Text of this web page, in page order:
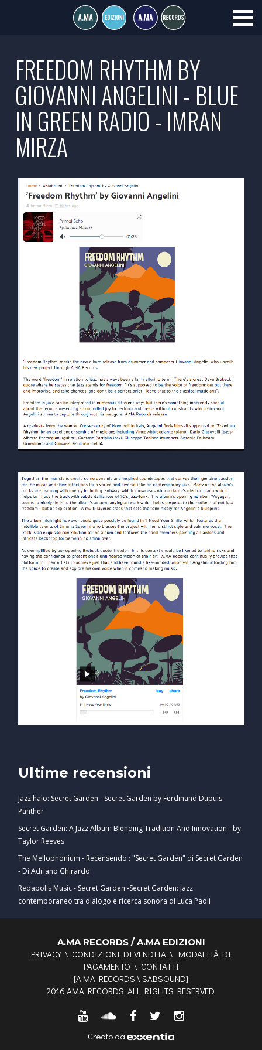
FREEDOM RHYTHM BY
GIOVANNI ANGELINI - BLUE
IN GREEN RADIO - IMRAN
MIRZA
Ultime recensioni
Jazz'halo: Secret Garden - Secret Garden by Ferdinand Dupuis
Panther
Secret Garden: A Jazz Album Blending Tradition And Innovation - by
Taylor Reeves
The Mellophonium - Recensendo : "Secret Garden" di Secret Garden
- Di Adriano Ghirardo
Redapolis Music - Secret Garden -Secret Garden: jazz
contemporaneo tra dialogo e ricerca sonora di Luca Paoli
A.MA RECORDS / A.MA EDIZIONI
PRIVACY \ CONDIZIONI DI VENDITA \ MODALITÀ DI
PAGAMENTO \ CONTATTI
[A.MA RECORDS \ SABSOUND]
2016 AMA RECORDS. ALL RIGHTS RESERVED.
Creato da